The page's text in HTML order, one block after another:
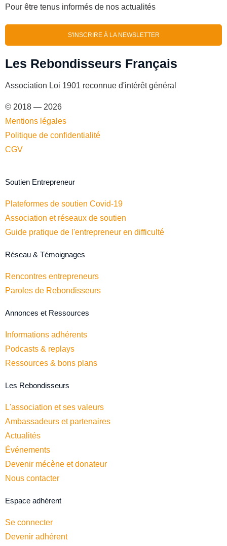
Pour être tenus informés de nos actualités
S'INSCRIRE À LA NEWSLETTER
Les Rebondisseurs Français
Association Loi 1901 reconnue d'intérêt général
© 2018 — 2026
Mentions légales
Politique de confidentialité
CGV
Soutien Entrepreneur
Plateformes de soutien Covid-19
Association et réseaux de soutien
Guide pratique de l'entrepreneur en difficulté
Réseau & Témoignages
Rencontres entrepreneurs
Paroles de Rebondisseurs
Annonces et Ressources
Informations adhérents
Podcasts & replays
Ressources & bons plans
Les Rebondisseurs
L'association et ses valeurs
Ambassadeurs et partenaires
Actualités
Événements
Devenir mécène et donateur
Nous contacter
Espace adhérent
Se connecter
Devenir adhérent